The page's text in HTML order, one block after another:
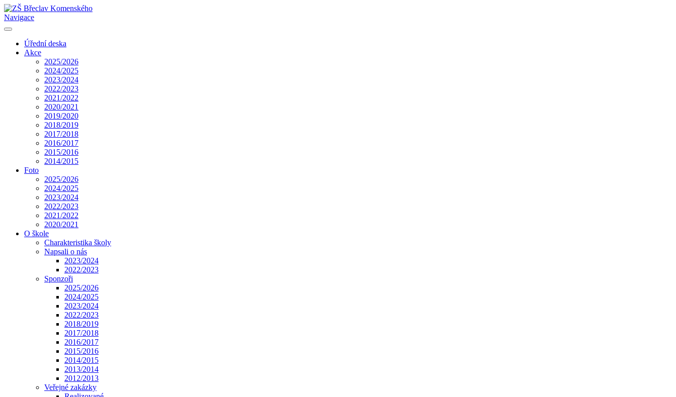
Navigace
Úřední deska
Akce
2025/2026
2024/2025
2023/2024
2022/2023
2021/2022
2020/2021
2019/2020
2018/2019
2017/2018
2016/2017
2015/2016
2014/2015
Foto
2025/2026
2024/2025
2023/2024
2022/2023
2021/2022
2020/2021
O škole
Charakteristika školy
Napsali o nás
2023/2024
2022/2023
Sponzoři
2025/2026
2024/2025
2023/2024
2022/2023
2018/2019
2017/2018
2016/2017
2015/2016
2014/2015
2013/2014
2012/2013
Veřejné zakázky